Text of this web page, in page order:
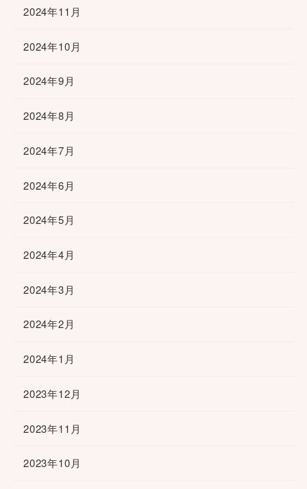
2024年11月
2024年10月
2024年9月
2024年8月
2024年7月
2024年6月
2024年5月
2024年4月
2024年3月
2024年2月
2024年1月
2023年12月
2023年11月
2023年10月